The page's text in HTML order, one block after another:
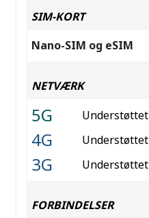
SIM-KORT
Nano-SIM og eSIM
NETVÆRK
5G Understøttet
4G Understøttet
3G Understøttet
FORBINDELSER